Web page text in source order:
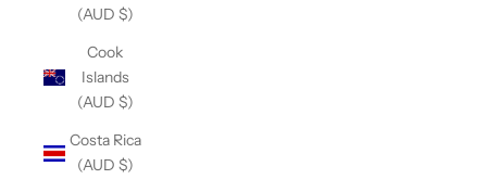
(AUD $)
Cook
Islands
(AUD $)
Costa Rica
(AUD $)